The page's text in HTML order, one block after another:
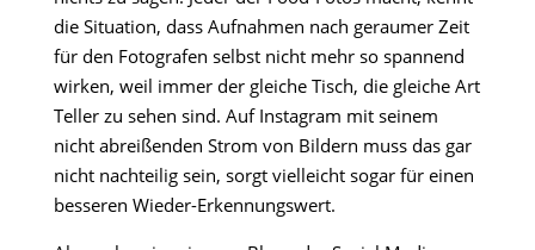
die Situation, dass Aufnahmen nach geraumer Zeit
für den Fotografen selbst nicht mehr so spannend
wirken, weil immer der gleiche Tisch, die gleiche Art
Teller zu sehen sind. Auf Instagram mit seinem
nicht abreißenden Strom von Bildern muss das gar
nicht nachteilig sein, sorgt vielleicht sogar für einen
besseren Wieder-Erkennungswert.